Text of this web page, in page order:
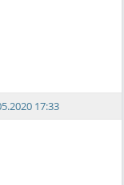
17:33